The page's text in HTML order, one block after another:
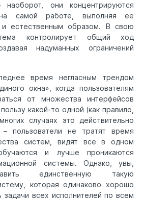
они концентрируются
на самой работе, выполняя ее
естественным образом. В свою
контролирует общий ход
надуманных ограничений
время негласным трендом
окна», когда пользователям
от множества интерфейсов
какой-то одной (как правило,
случаях это действительно
пользователи не тратят время
систем, видят все в одном
и лучше проникаются
системы. Однако, увы,
единственную такую
которая одинаково хорошо
всех исполнителей по всем